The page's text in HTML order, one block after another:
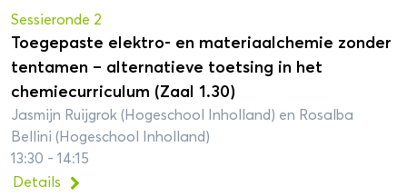
Sessieronde 2
Toegepaste elektro- en materiaalchemie zonder
tentamen – alternatieve toetsing in het
chemiecurriculum (Zaal 1.30)
Jasmijn Ruijgrok (Hogeschool Inholland) en Rosalba
Bellini (Hogeschool Inholland)
13:30 - 14:15
Details